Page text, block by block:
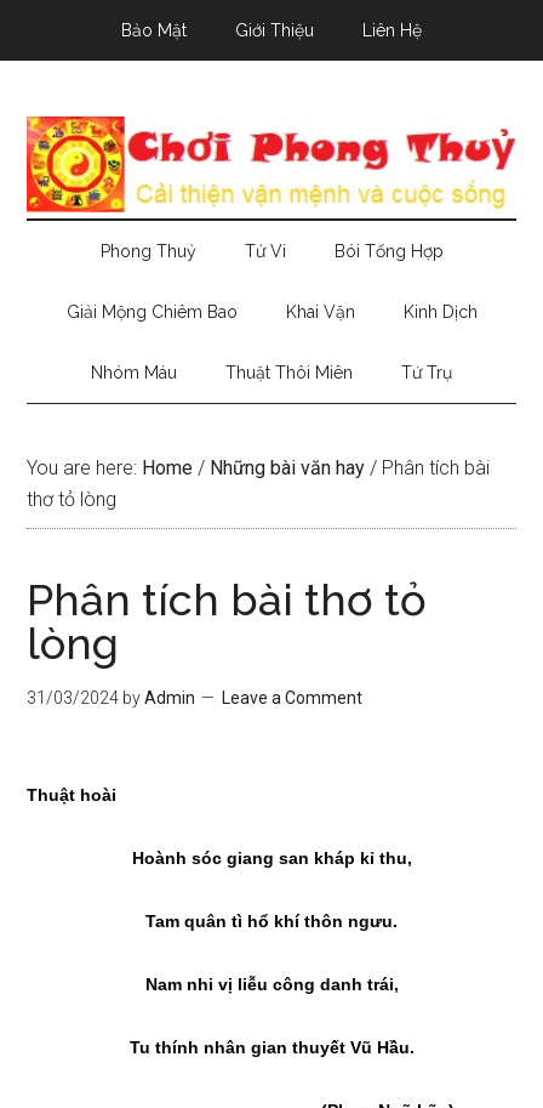
Bảo Mật Giới Thiệu Liên Hệ
Phong Thuỷ Tử Vi Bói Tổng Hợp
Giải Mộng Chiêm Bao Khai Vận Kinh Dịch
Nhóm Máu Thuật Thôi Miên Tứ Trụ
You are here: Home / Những bài văn hay / Phân tích bài
thơ tỏ lòng
Phân tích bài thơ tỏ
lòng
31/03/2024 byAdmin Leave a Comment
Thuật hoài
Hoành sóc giang san kháp kỉ thu,
Tam quân tì hổ khí thôn ngưu.
Nam nhi vị liễu công danh trái,
Tu thính nhân gian thuyết Vũ Hầu.